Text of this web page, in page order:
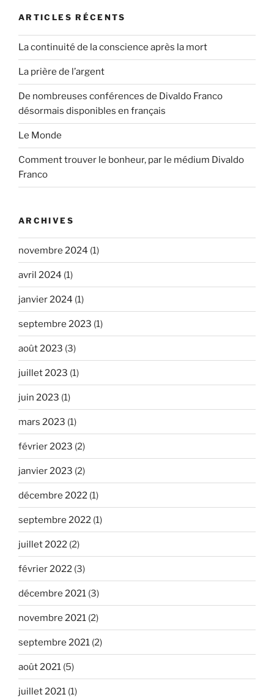
ARTICLES RÉCENTS
La continuité de la conscience après la mort
La prière de l’argent
De nombreuses conférences de Divaldo Franco
désormais disponibles en français
Le Monde
Comment trouver le bonheur, par le médium Divaldo
Franco
ARCHIVES
novembre 2024 (1)
avril 2024 (1)
janvier 2024 (1)
septembre 2023 (1)
août 2023 (3)
juillet 2023 (1)
juin 2023 (1)
mars 2023 (1)
février 2023 (2)
janvier 2023 (2)
décembre 2022 (1)
septembre 2022 (1)
juillet 2022 (2)
février 2022 (3)
décembre 2021 (3)
novembre 2021 (2)
septembre 2021 (2)
août 2021 (5)
juillet 2021 (1)